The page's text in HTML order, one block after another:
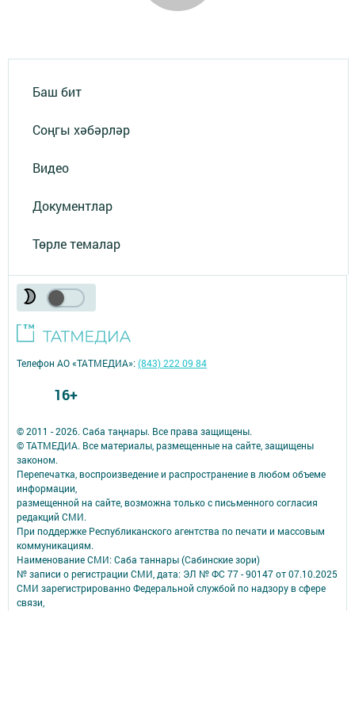
Баш бит
Соңгы хәбәрләр
Видео
Документлар
Төрле темалар
© 2011 - 2026. Саба таңнары. Все права защищены.
© ТАТМЕДИА. Все материалы, размещенные на сайте, защищены
законом.
Перепечатка, воспроизведение и распространение в любом объеме
информации,
размещенной на сайте, возможна только с письменного согласия
редакций СМИ.
При поддержке Республиканского агентства по печати и массовым
коммуникациям.
Наименование СМИ: Саба таннары (Сабинские зори)
№ записи о регистрации СМИ, дата: ЭЛ № ФС 77 - 90147 от 07.10.2025
СМИ зарегистрированно Федеральной службой по надзору в сфере
связи,
Телефон АО «ТАТМЕДИА»:(843) 222 09 84
16+